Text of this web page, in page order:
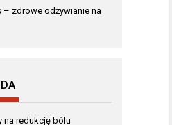
– zdrowe odżywianie na
na redukcję bólu